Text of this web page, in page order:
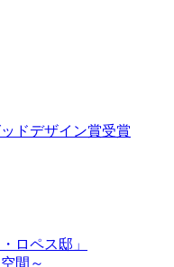
ドデザイン賞受賞
ロペス邸」
間～